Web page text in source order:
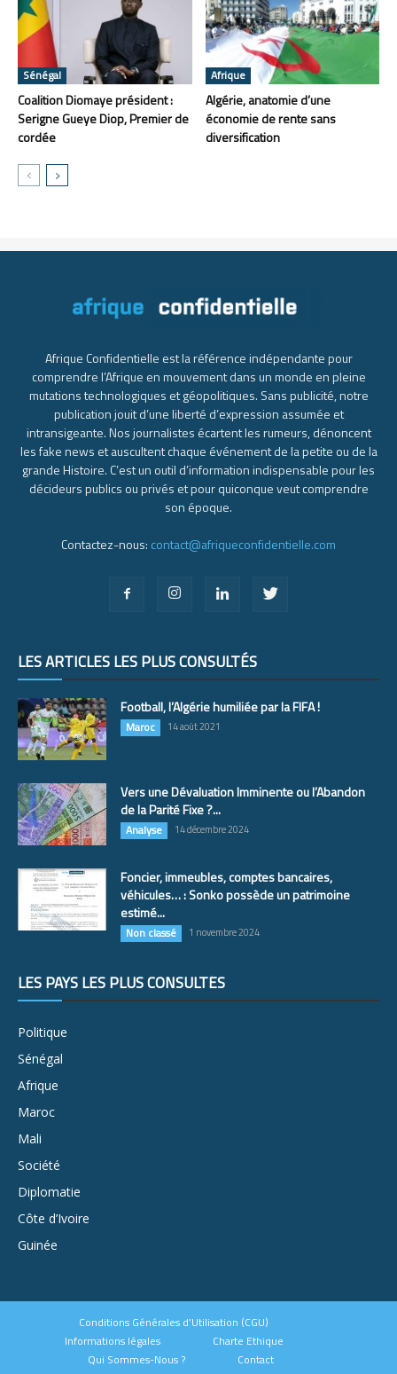
Sénégal
Coalition Diomaye président :
Serigne Gueye Diop, Premier de
cordée
Afrique
Algérie, anatomie d’une
économie de rente sans
diversification
Afrique Confidentielle est la référence indépendante pour
comprendre l’Afrique en mouvement dans un monde en pleine
mutations technologiques et géopolitiques. Sans publicité, notre
publication jouit d’une liberté d’expression assumée et
intransigeante. Nos journalistes écartent les rumeurs, dénoncent
les fake news et auscultent chaque événement de la petite ou de la
grande Histoire. C’est un outil d’information indispensable pour les
décideurs publics ou privés et pour quiconque veut comprendre
son époque.
Contactez-nous: contact@afriqueconfidentielle.com
LES ARTICLES LES PLUS CONSULTÉS
Football, l’Algérie humiliée par la FIFA !
Maroc 14 août 2021
Vers une Dévaluation Imminente ou l’Abandon
de la Parité Fixe ?...
Analyse 14 décembre 2024
Foncier, immeubles, comptes bancaires,
véhicules… : Sonko possède un patrimoine
estimé...
Non classé 1 novembre 2024
LES PAYS LES PLUS CONSULTÉS
Politique
Sénégal
Afrique
Maroc
Mali
Société
Diplomatie
Côte d’Ivoire
Guinée
Conditions Générales d’Utilisation (CGU)
Informations légales
Charte Ethique
Qui Sommes-Nous ?
Contact